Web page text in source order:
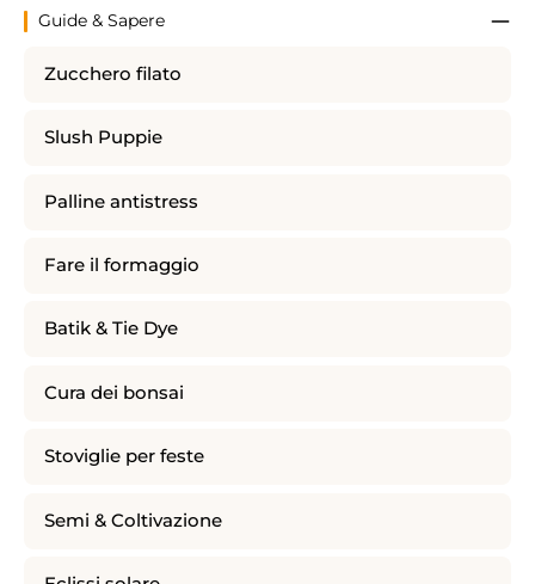
Guide & Sapere
Zucchero filato
Slush Puppie
Palline antistress
Fare il formaggio
Batik & Tie Dye
Cura dei bonsai
Stoviglie per feste
Semi & Coltivazione